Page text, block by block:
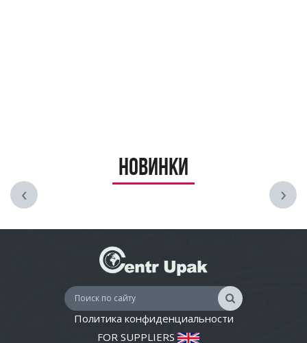
Новинки
‹ ›
Политика конфиденциальности
FOR SUPPLIERS